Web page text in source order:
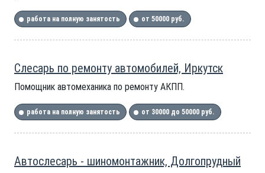
работа на полную занятость от 50000 руб.
Слесарь по ремонту автомобилей, Иркутск
Помощник автомеханика по ремонту АКПП.
работа на полную занятость от 30000 до 50000 руб.
Автослесарь - шиномонтажник, Долгопрудный